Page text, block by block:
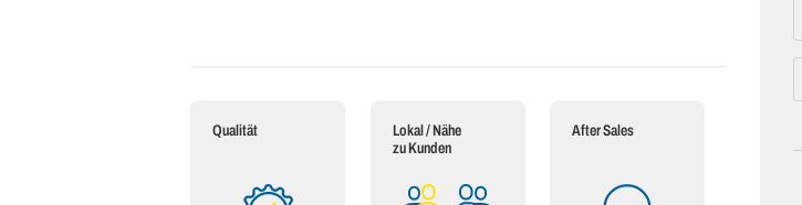
Qualität
Lokal / Nähe
zu Kunden
After Sales